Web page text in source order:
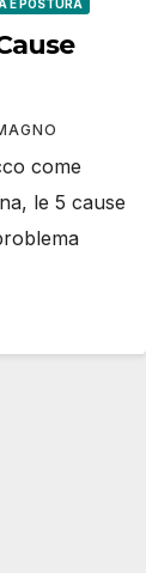
E POSTURA
come
le 5 cause